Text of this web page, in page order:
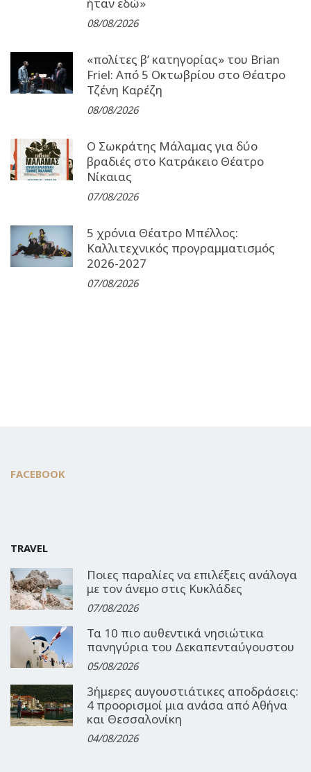
08/08/2026
«πολίτες β’ κατηγορίας» του Brian
Friel: Από 5 Οκτωβρίου στο Θέατρο
Τζένη Καρέζη
08/08/2026
Ο Σωκράτης Μάλαμας για δύο
βραδιές στο Κατράκειο Θέατρο
Νίκαιας
07/08/2026
5 χρόνια Θέατρο Μπέλλος:
Καλλιτεχνικός προγραμματισμός
2026-2027
07/08/2026
FACEBOOK
TRAVEL
Ποιες παραλίες να επιλέξεις ανάλογα
με τον άνεμο στις Κυκλάδες
07/08/2026
Τα 10 πιο αυθεντικά νησιώτικα
πανηγύρια του Δεκαπενταύγουστου
05/08/2026
3ήμερες αυγουστιάτικες αποδράσεις:
4 προορισμοί μια ανάσα από Αθήνα
και Θεσσαλονίκη
04/08/2026